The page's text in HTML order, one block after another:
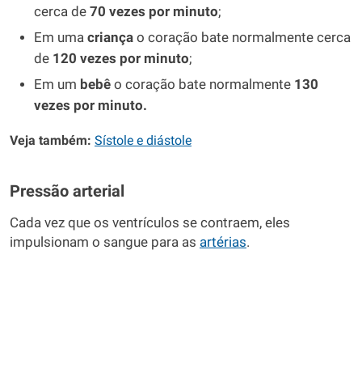
cerca de 70 vezes por minuto;
Em uma criança o coração bate normalmente cerca
de 120 vezes por minuto;
Em um bebê o coração bate normalmente 130
vezes por minuto.
Veja também: Sístole e diástole
Pressão arterial
Cada vez que os ventrículos se contraem, eles
impulsionam o sangue para as artérias.